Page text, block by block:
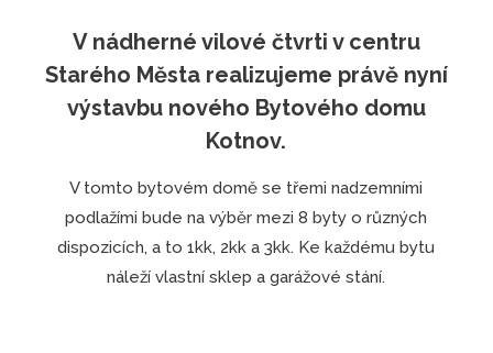
V nádherné vilové čtvrti v centru
Starého Města realizujeme právě nyní
výstavbu nového Bytového domu
Kotnov.
V tomto bytovém domě se třemi nadzemními
podlažími bude na výběr mezi 8 byty o různých
dispozicích, a to 1kk, 2kk a 3kk. Ke každému bytu
náleží vlastní sklep a garážové stání.